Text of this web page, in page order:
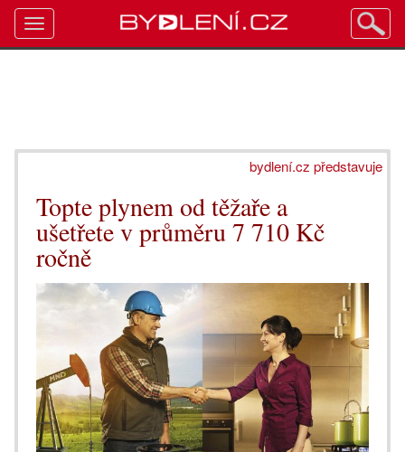
bydlení.cz představuje
Topte plynem od těžaře a
ušetřete v průměru 7 710 Kč
ročně
Toggle
navigation